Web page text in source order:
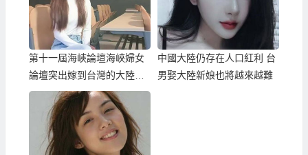
第十一屆海峽論壇海峽婦女
論壇突出嫁到台灣的大陸新
娘
中國大陸仍存在人口紅利 台
男娶大陸新娘也將越來越難